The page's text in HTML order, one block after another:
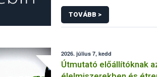
forgalmazásáról és
TOVÁBB >
2026. július 7, kedd
Útmutató előállítóknak